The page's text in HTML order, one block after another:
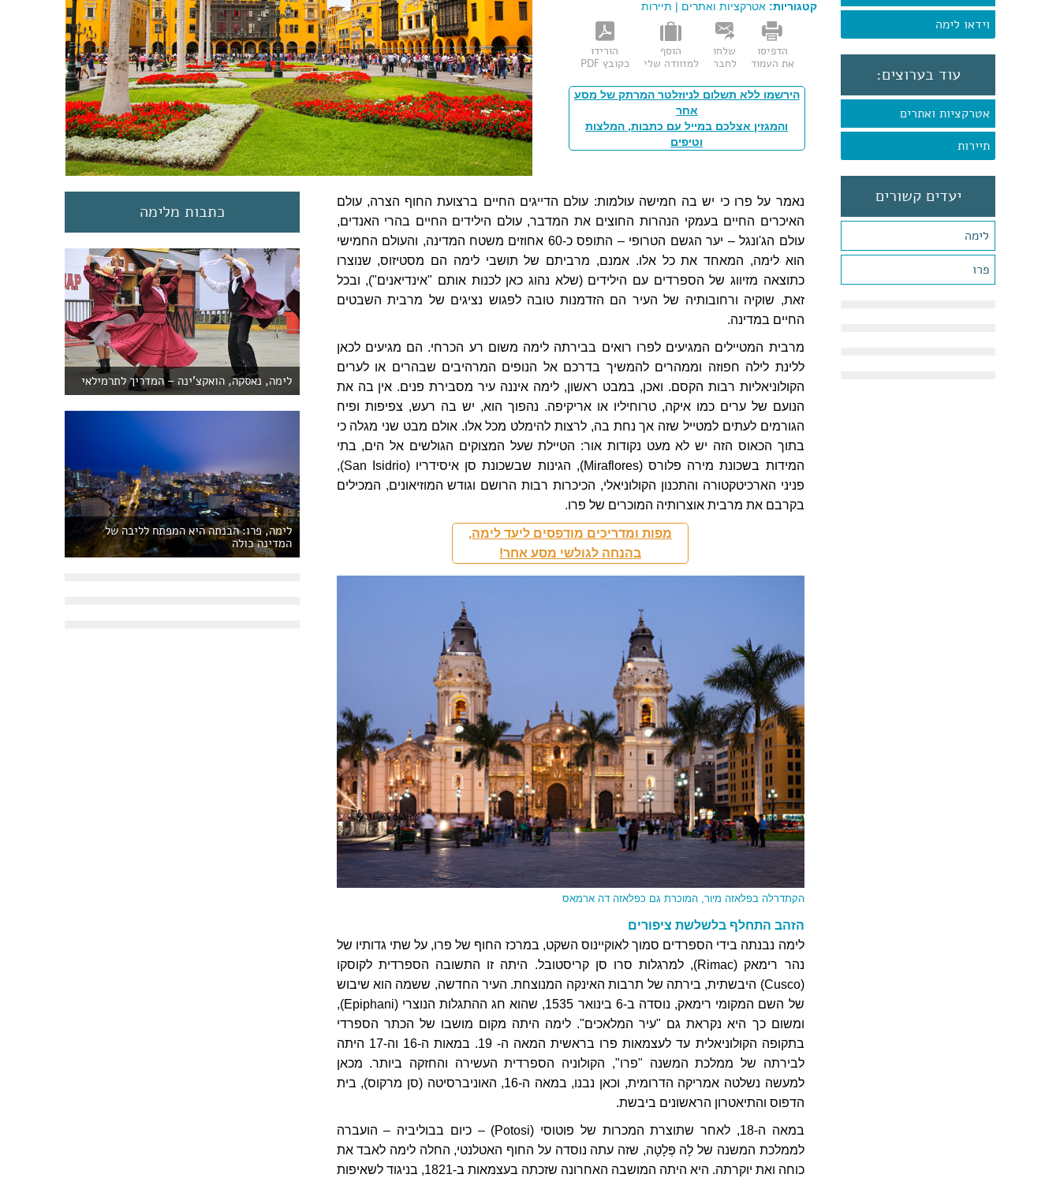
וידאו לימה
עוד בערוצים:
אטרקציות ואתרים
תיירות
יעדים קשורים
לימה
פרו
קטגוריות: אטרקציות ואתרים | תיירות
הדפיסו
את העמוד
שלחו
לחבר
הוסף
למזוודה שלי
הורידו
כקובץ PDF
הירשמו ללא תשלום לניוזלטר המרתק של מסע
אחר
והמגזין אצלכם במייל עם כתבות, המלצות
וטיפים
נאמר על פרו כי יש בה חמישה עולמות: עולם הדייגים החיים ברצועת החוף הצרה, עולם
האיכרים החיים בעמקי הנהרות החוצים את המדבר, עולם הילידים החיים בהרי האנדים,
עולם הג'ונגל – יער הגשם הטרופי – התופס כ-60 אחוזים משטח המדינה, והעולם החמישי
הוא לימה, המאחד את כל אלו. אמנם, מרביתם של תושבי לימה הם מסטיזוס, שנוצרו
כתוצאה מזיווג של הספרדים עם הילידים (שלא נהוג כאן לכנות אותם "אינדיאנים"), ובכל
זאת, שוקיה ורחובותיה של העיר הם הזדמנות טובה לפגוש נציגים של מרבית השבטים
החיים במדינה.
מרבית המטיילים המגיעים לפרו רואים בבירתה לימה משום רע הכרחי. הם מגיעים לכאן
ללינת לילה חפוזה וממהרים להמשיך בדרכם אל הנופים המרהיבים שבהרים או לערים
הקולוניאליות רבות הקסם. ואכן, במבט ראשון, לימה איננה עיר מסבירת פנים. אין בה את
הנועם של ערים כמו איקה, טרוחיליו או אריקיפה. נהפוך הוא, יש בה רעש, צפיפות ופיח
הגורמים לעתים למטייל שזה אך נחת בה, לרצות להימלט מכל אלו. אולם מבט שני מגלה כי
בתוך הכאוס הזה יש לא מעט נקודות אור: הטיילת שעל המצוקים הגולשים אל הים, בתי
המידות בשכונת מירה פלורס (Miraflores), הגינות שבשכונת סן איסידריו (San Isidrio),
פניני הארכיטקטורה והתכנון הקולוניאלי, הכיכרות רבות הרושם וגודש המוזיאונים, המכילים
בקרבם את מרבית אוצרותיה המוכרים של פרו.
מפות ומדריכים מודפסים ליעד לימה,
בהנחה לגולשי מסע אחר!
הקתדרלה בפלאזה מיור, המוכרת גם כפלאזה דה ארמאס
הזהב התחלף בלשלשת ציפורים
לימה נבנתה בידי הספרדים סמוך לאוקיינוס השקט, במרכז החוף של פרו, על שתי גדותיו של
נהר רימאק (Rimac), למרגלות סרו סן קריסטובל. היתה זו התשובה הספרדית לקוסקו
(Cusco) היבשתית, בירתה של תרבות האינקה המנוצחת. העיר החדשה, ששמה הוא שיבוש
של השם המקומי רימאק, נוסדה ב-6 בינואר 1535, שהוא חג ההתגלות הנוצרי (Epiphani),
ומשום כך היא נקראת גם "עיר המלאכים". לימה היתה מקום מושבו של הכתר הספרדי
בתקופה הקולוניאלית עד לעצמאות פרו בראשית המאה ה- 19. במאות ה-16 וה-17 היתה
לבירתה של ממלכת המשנה "פרו", הקולוניה הספרדית העשירה והחזקה ביותר. מכאן
למעשה נשלטה אמריקה הדרומית, וכאן נבנו, במאה ה-16, האוניברסיטה (סן מרקוס), בית
הדפוס והתיאטרון הראשונים ביבשת.
במאה ה-18, לאחר שתוצרת המכרות של פוטוסי (Potosi) – כיום בבוליביה – הועברה
לממלכת המשנה של לָה פְּלָטָה, שזה עתה נוסדה על החוף האטלנטי, החלה לימה לאבד את
כוחה ואת יוקרתה. היא היתה המושבה האחרונה שזכתה בעצמאות ב-1821, בניגוד לשאיפות
כתבות מלימה
לימה, נאסקה, הואקצ'ינה – המדריך לתרמילאי
לימה, פרו: הבנתה היא המפתח לליבה של
המדינה כולה